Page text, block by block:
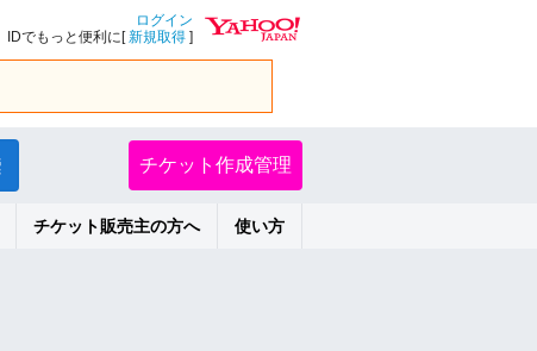
ログイン
IDでもっと便利に[新規取得 ]
チケット作成管理
チケット販売主の方へ 使い方